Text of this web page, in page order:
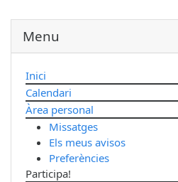
Menu
Inici
Calendari
Àrea personal
Missatges
Els meus avisos
Preferències
Participa!